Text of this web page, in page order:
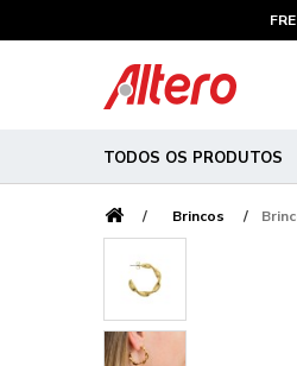
TODOS OS PRODUTOS
Brincos